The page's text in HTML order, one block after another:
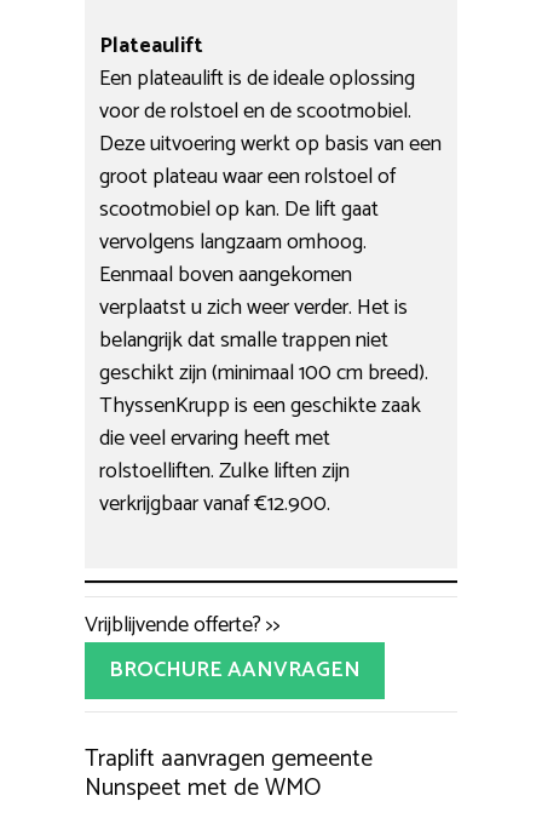
Plateaulift
Een plateaulift is de ideale oplossing
voor de rolstoel en de scootmobiel.
Deze uitvoering werkt op basis van een
groot plateau waar een rolstoel of
scootmobiel op kan. De lift gaat
vervolgens langzaam omhoog.
Eenmaal boven aangekomen
verplaatst u zich weer verder. Het is
belangrijk dat smalle trappen niet
geschikt zijn (minimaal 100 cm breed).
ThyssenKrupp is een geschikte zaak
die veel ervaring heeft met
rolstoelliften. Zulke liften zijn
verkrijgbaar vanaf €12.900.
Vrijblijvende offerte? >>
BROCHURE AANVRAGEN
Traplift aanvragen gemeente
Nunspeet met de WMO